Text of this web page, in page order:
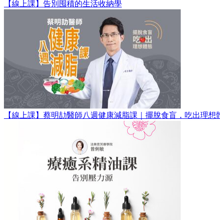
【線上課】告別囤積的生活收納學
【線上課】蔡明劼醫師八週健康減脂課｜擺脫食盲，吃出理想